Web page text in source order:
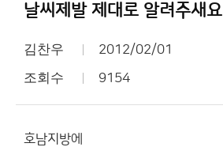
날씨제발 제대로 알려주새요
김찬우 2012/02/01
조회수 9154
호남지방에